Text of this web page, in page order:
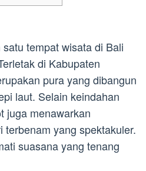
tempat wisata di Bali
di Kabupaten
pura yang dibangun
laut. Selain keindahan
juga menawarkan
terbenam yang spektakuler.
suasana yang tenang